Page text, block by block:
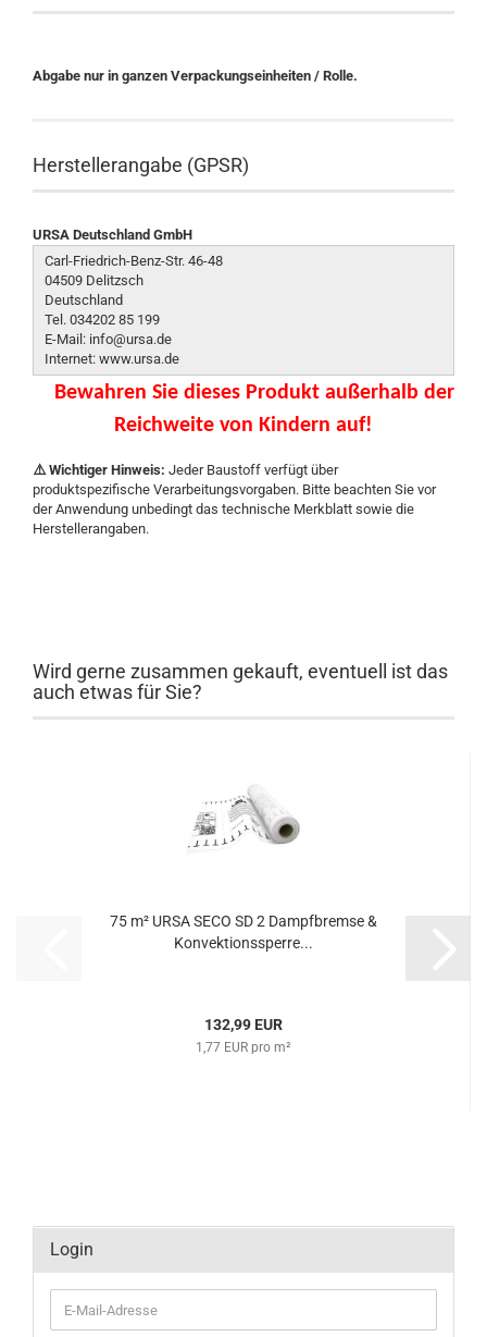
Abgabe nur in ganzen Verpackungseinheiten / Rolle.
Herstellerangabe (GPSR)
URSA Deutschland GmbH
Carl-Friedrich-Benz-Str. 46-48
04509 Delitzsch
Deutschland
Tel. 034202 85 199
E-Mail: info@ursa.de
Internet: www.ursa.de
Bewahren Sie dieses Produkt außerhalb der
Reichweite von Kindern auf!
⚠️ Wichtiger Hinweis: Jeder Baustoff verfügt über
produktspezifische Verarbeitungsvorgaben. Bitte beachten Sie vor
der Anwendung unbedingt das technische Merkblatt sowie die
Herstellerangaben.
Wird gerne zusammen gekauft, eventuell ist das
auch etwas für Sie?
75 m² URSA SECO SD 2 Dampfbremse &
Konvektionssperre...
132,99 EUR
1,77 EUR pro m²
Login
E-
Mail-